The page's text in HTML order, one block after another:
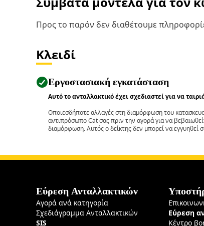
Προς το παρόν δεν διαθέτουμε
Κλειδί
Εργοστασιακή εγκατάσταση
Αυτό το ανταλλακτικό έχει σχεδιαστεί για να
Οποιεσδήποτε αλλαγές στη διαμόρφωση του
αντιπρόσωπο Cat σας πριν την αγορά για να
διαμόρφωση. Αυτός ο δείκτης δεν μπορεί να εγγυηθεί
Εύρεση Ανταλλακτικών
Αγορά ανά κατηγορία
Σχεδιάγραμμα Ανταλλακτικών
SIS
Εύρεση
Κέντρο